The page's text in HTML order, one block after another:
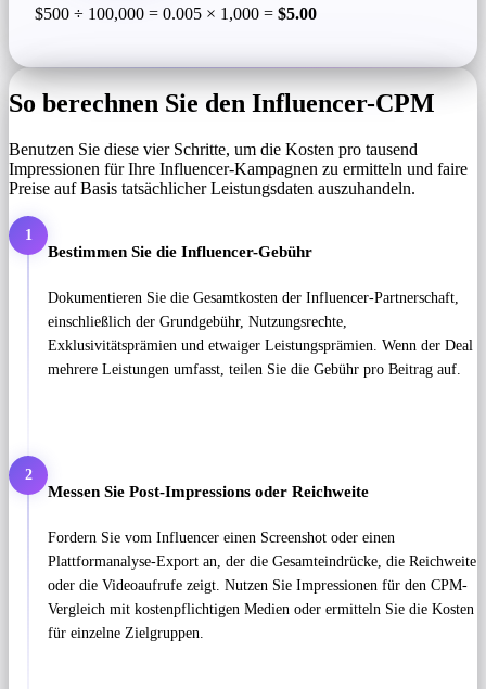
$500 ÷ 100,000 = 0.005 × 1,000 = $5.00
So berechnen Sie den Influencer-CPM
Benutzen Sie diese vier Schritte, um die Kosten pro tausend
Impressionen für Ihre Influencer-Kampagnen zu ermitteln und faire
Preise auf Basis tatsächlicher Leistungsdaten auszuhandeln.
1
Bestimmen Sie die Influencer-Gebühr
Dokumentieren Sie die Gesamtkosten der Influencer-Partnerschaft,
einschließlich der Grundgebühr, Nutzungsrechte,
Exklusivitätsprämien und etwaiger Leistungsprämien. Wenn der Deal
mehrere Leistungen umfasst, teilen Sie die Gebühr pro Beitrag auf.
2
Messen Sie Post-Impressions oder Reichweite
Fordern Sie vom Influencer einen Screenshot oder einen
Plattformanalyse-Export an, der die Gesamteindrücke, die Reichweite
oder die Videoaufrufe zeigt. Nutzen Sie Impressionen für den CPM-
Vergleich mit kostenpflichtigen Medien oder ermitteln Sie die Kosten
für einzelne Zielgruppen.